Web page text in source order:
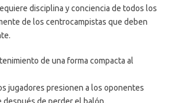
disciplina y conciencia de todos los
de los centrocampistas que deben
de una forma compacta al
jugadores presionen a los oponentes
después de perder el balón.